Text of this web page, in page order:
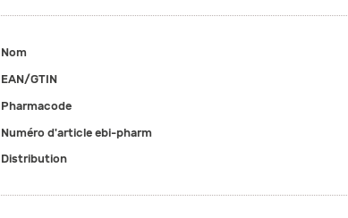
Nom
EAN/GTIN
Pharmacode
Numéro d'article ebi-pharm
Distribution